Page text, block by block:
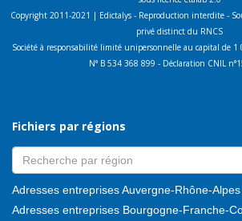
Copyright 2011-2021 | Edictalys - Reproduction interdite -
privé distinct du RNCS
Société à responsabilité limité unipersonnelle au capital de 1
N° B 534 368 899 - Déclaration CNIL
Fichiers par régions
Adresses entreprises Auvergne-Rhône-Alpes
Adresses entreprises Bourgogne-Franche-